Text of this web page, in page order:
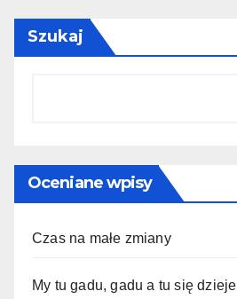
Szukaj
Oceniane wpisy
Czas na małe zmiany
My tu gadu, gadu a tu się dzieje